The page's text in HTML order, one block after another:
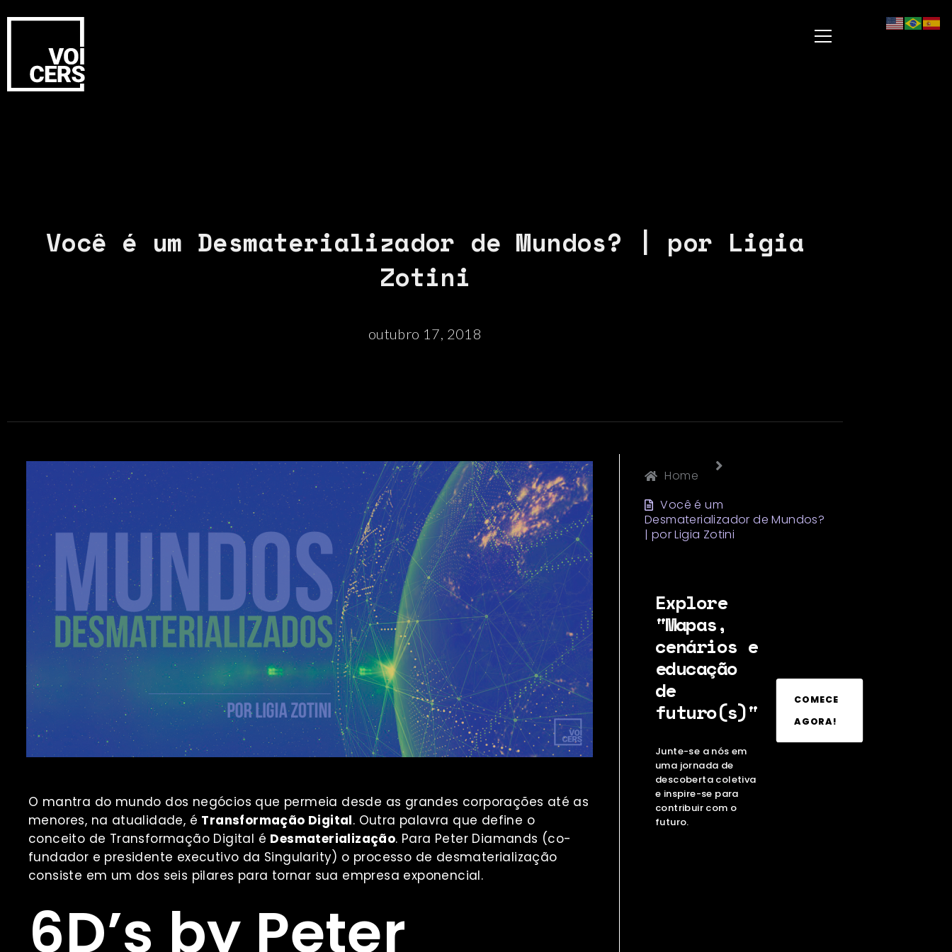
Você é um Desmaterializador de Mundos? | por Ligia
Zotini
outubro 17, 2018
O mantra do mundo dos negócios que permeia desde as grandes corporações até as
menores, na atualidade, é Transformação Digital. Outra palavra que define o
conceito de Transformação Digital é Desmaterialização. Para Peter Diamands (co-
fundador e presidente executivo da Singularity) o processo de desmaterialização
consiste em um dos seis pilares para tornar sua empresa exponencial.
6D’s by Peter
Home
Você é um
Desmaterializador de Mundos?
| por Ligia Zotini
Explore
"Mapas,
cenários e
educação
de
futuro(s)"
Junte-se a nós em
uma jornada de
descoberta coletiva
e inspire-se para
contribuir com o
futuro.
COMECE
AGORA!